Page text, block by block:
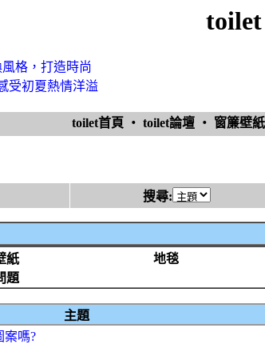
格，打造時尚
受初夏熱情洋溢
toilet首頁 ‧ toilet論壇 ‧ 窗簾壁
搜尋:
紙 地毯
題
主題
案嗎?